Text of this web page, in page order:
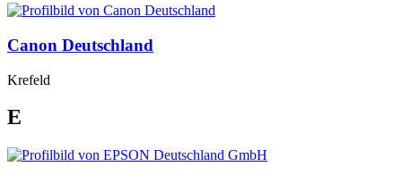
Canon Deutschland
Krefeld
E